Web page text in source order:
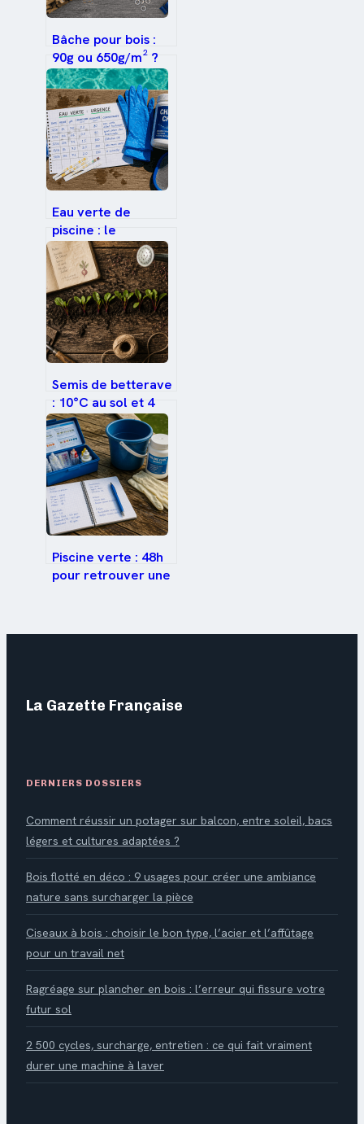
Bâche pour bois :
90g ou 650g/m² ?
Le guide pour
choisir la résistance
adaptée
Eau verte de
piscine : le
protocole choc
pour retrouver une
clarté immédiate
Semis de betterave
: 10°C au sol et 4
étapes pour éviter
la montée en
graine
Piscine verte : 48h
pour retrouver une
La Gazette Française
DERNIERS DOSSIERS
Comment réussir un potager sur balcon, entre soleil, bacs
légers et cultures adaptées ?
Bois flotté en déco : 9 usages pour créer une ambiance
nature sans surcharger la pièce
Ciseaux à bois : choisir le bon type, l’acier et l’affûtage
pour un travail net
Ragréage sur plancher en bois : l’erreur qui fissure votre
futur sol
2 500 cycles, surcharge, entretien : ce qui fait vraiment
durer une machine à laver